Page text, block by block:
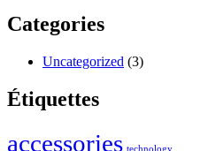
Categories
Uncategorized (3)
Étiquettes
accessories technology